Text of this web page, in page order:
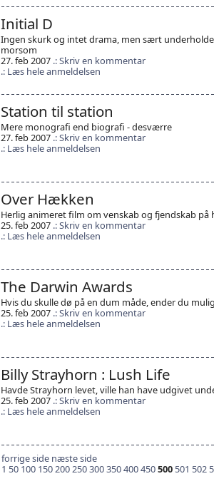
Initial D
Ingen skurk og intet drama, men sært
morsom
27. feb 2007
Skriv en kommentar
Læs hele anmeldelsen
Station til station
Mere monografi end biografi - desværre
27. feb 2007
Skriv en kommentar
Læs hele anmeldelsen
Over Hækken
Herlig animeret film om venskab og fjendskab på
25. feb 2007
Skriv en kommentar
Læs hele anmeldelsen
The Darwin Awards
Hvis du skulle dø på en dum måde, ender du
25. feb 2007
Skriv en kommentar
Læs hele anmeldelsen
Billy Strayhorn : Lush Life
Havde Strayhorn levet, ville han have udgivet
25. feb 2007
Skriv en kommentar
Læs hele anmeldelsen
forrige side næste side
1 50 100 150200250300350400450500 501 502